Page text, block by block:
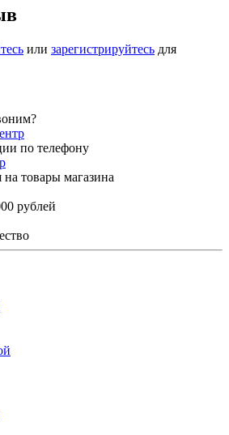
или зарегистрируйтесь для
по телефону
товары магазина
рублей